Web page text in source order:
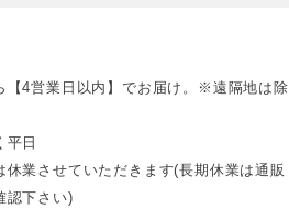
【4営業日以内】でお届け。※遠隔地は除
日
業させていただきます(長期休業は通販
認下さい)